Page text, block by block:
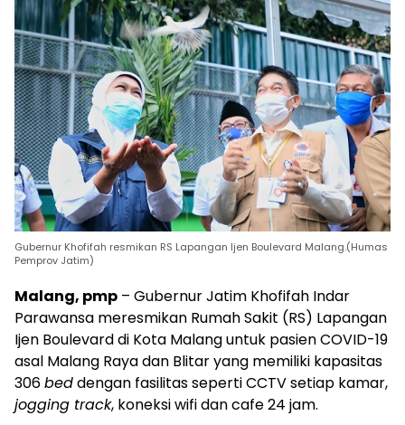
Gubernur Khofifah resmikan RS Lapangan Ijen Boulevard Malang.(Humas
Pemprov Jatim)
Malang, pmp – Gubernur Jatim Khofifah Indar
Parawansa meresmikan Rumah Sakit (RS) Lapangan
Ijen Boulevard di Kota Malang untuk pasien COVID-19
asal Malang Raya dan Blitar yang memiliki kapasitas
306beddengan fasilitas seperti CCTV setiap kamar,
jogging track, koneksi wifi dan cafe 24 jam.